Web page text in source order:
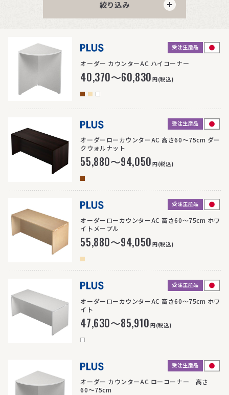
絞り込み
> 受注生産品
オーダー カウンターAC ハイコーナー
40,370～60,830円(税込)
> 受注生産品
オーダーローカウンターAC 高さ60〜75cm ダー
クウォルナット
55,880～94,050円(税込)
> 受注生産品
オーダーローカウンターAC 高さ60〜75cm ホワ
イトメープル
55,880～94,050円(税込)
> 受注生産品
オーダーローカウンターAC 高さ60〜75cm ホワ
イト
47,630～85,910円(税込)
> 受注生産品
オーダー カウンターAC ローコーナー 高さ
60〜75cm